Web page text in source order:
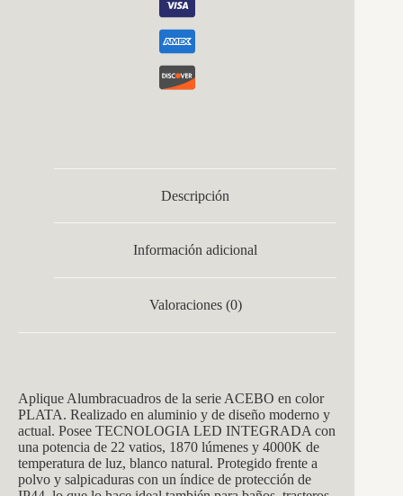
Descripción
Información adicional
Valoraciones (0)
Aplique Alumbracuadros de la serie ACEBO en color
PLATA. Realizado en aluminio y de diseño moderno y
actual. Posee TECNOLOGIA LED INTEGRADA con
una potencia de 22 vatios, 1870 lúmenes y 4000K de
temperatura de luz, blanco natural. Protegido frente a
polvo y salpicaduras con un índice de protección de